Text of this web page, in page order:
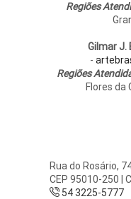
Regiões
Gilmar J.
-
Regiões
Flores da
Rua do Rosário,
CEP 95010-250 |
54 3225-5777